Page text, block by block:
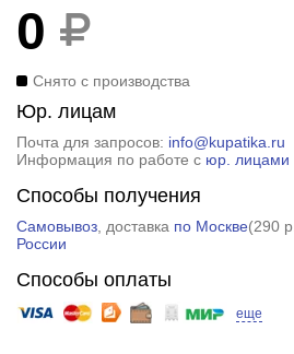
0
Снято с производства
Юр. лицам
Почта для запросов: info@kupatika.ru
Информация по работе с юр. лицами
Способы получения
Самовывоз, доставка по Москве(290 р.
России
Способы оплаты
еще